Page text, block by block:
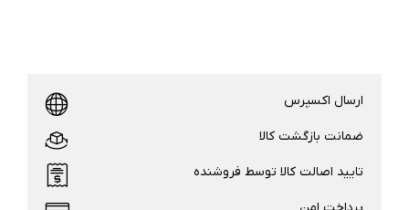
ارسال اکسپرس
ضمانت بازگشت کالا
تایید اصالت کالا توسط فروشنده